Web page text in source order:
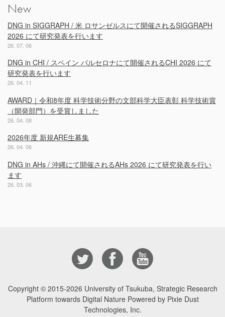
New
DNG in SIGGRAPH / 米 ロサンゼルスにて開催されるSIGGRAPH
2026 にて研究発表を行います
26. 07. 06
DNG in CHI / スペイン バルセロナにて開催されるCHI 2026 にて
研究発表を行います
26. 04. 11
AWARD｜令和8年度 科学技術分野の文部科学大臣表彰 科学技術賞
（開発部門）を受賞しました
26. 04. 08
2026年度 新規ARE生募集
26. 04. 06
DNG in AHs / 沖縄にて開催されるAHs 2026 にて研究発表を行い
ます
26. 03. 06
Copyright © 2015-2026 University of Tsukuba, Strategic Research
Platform towards Digital Nature Powered by Pixie Dust
Technologies, Inc.